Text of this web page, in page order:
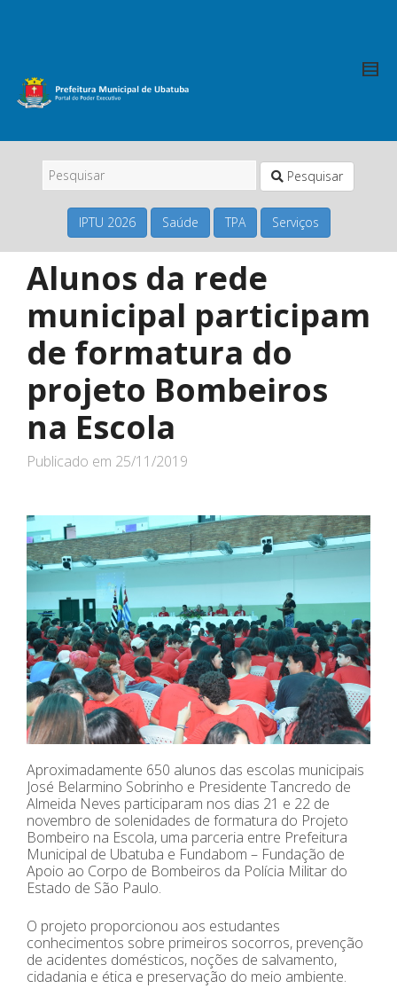
Pesquisar
IPTU 2026 Saúde TPA Serviços
Alunos da rede
municipal participam
de formatura do
projeto Bombeiros
na Escola
Publicado em 25/11/2019
Aproximadamente 650 alunos das escolas municipais
José Belarmino Sobrinho e Presidente Tancredo de
Almeida Neves participaram nos dias 21 e 22 de
novembro de solenidades de formatura do Projeto
Bombeiro na Escola, uma parceria entre Prefeitura
Municipal de Ubatuba e Fundabom – Fundação de
Apoio ao Corpo de Bombeiros da Polícia Militar do
Estado de São Paulo.
O projeto proporcionou aos estudantes
conhecimentos sobre primeiros socorros, prevenção
de acidentes domésticos, noções de salvamento,
cidadania e ética e preservação do meio ambiente.